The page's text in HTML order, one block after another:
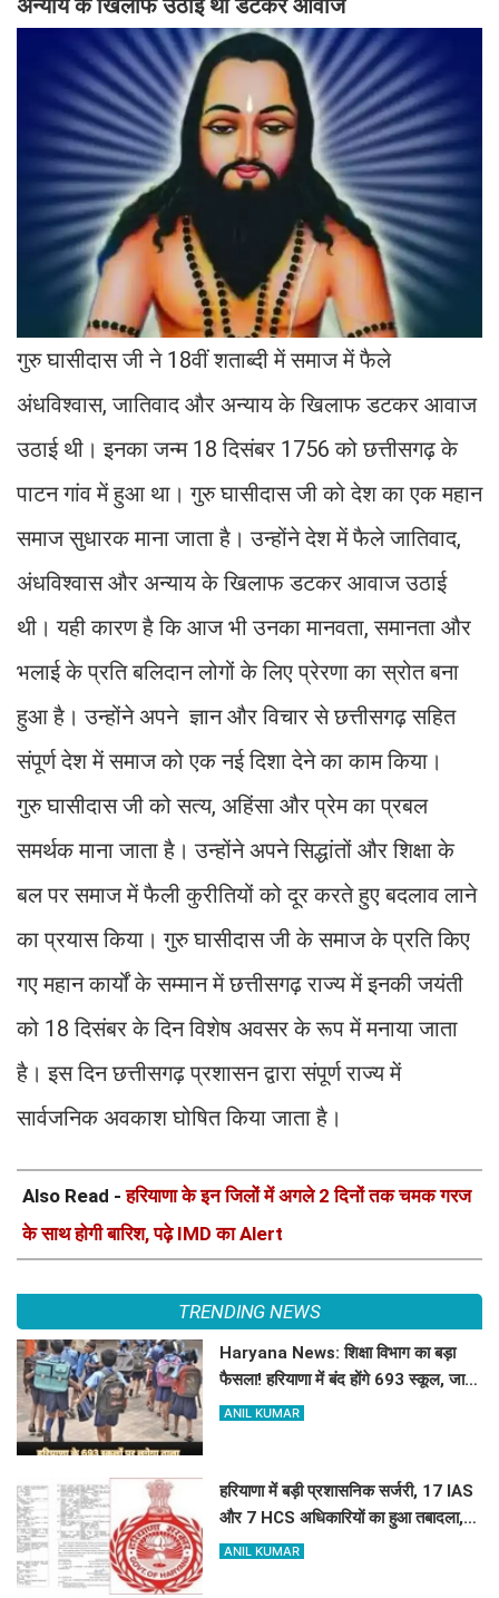
गुरु घासीदास जी ने 18वीं शताब्दी में समाज में फैले
अंधविश्वास, जातिवाद और अन्याय के खिलाफ डटकर आवाज
उठाई थी। इनका जन्म 18 दिसंबर 1756 को छत्तीसगढ़ के
पाटन गांव में हुआ था। गुरु घासीदास जी को देश का एक महान
समाज सुधारक माना जाता है। उन्होंने देश में फैले जातिवाद,
अंधविश्वास और अन्याय के खिलाफ डटकर आवाज उठाई
थी। यही कारण है कि आज भी उनका मानवता, समानता और
भलाई के प्रति बलिदान लोगों के लिए प्रेरणा का स्रोत बना
हुआ है। उन्होंने अपने ज्ञान और विचार से छत्तीसगढ़ सहित
संपूर्ण देश में समाज को एक नई दिशा देने का काम किया।
गुरु घासीदास जी को सत्य, अहिंसा और प्रेम का प्रबल
समर्थक माना जाता है। उन्होंने अपने सिद्धांतों और शिक्षा के
बल पर समाज में फैली कुरीतियों को दूर करते हुए बदलाव लाने
का प्रयास किया। गुरु घासीदास जी के समाज के प्रति किए
गए महान कार्यों के सम्मान में छत्तीसगढ़ राज्य में इनकी जयंती
को 18 दिसंबर के दिन विशेष अवसर के रूप में मनाया जाता
है। इस दिन छत्तीसगढ़ प्रशासन द्वारा संपूर्ण राज्य में
सार्वजनिक अवकाश घोषित किया जाता है।
Also Read -हरियाणा के इन जिलों में अगले 2 दिनों तक चमक गरज
के साथ होगी बारिश, पढ़े IMD का Alert
TRENDING NEWS
Haryana News: शिक्षा विभाग का बड़ा
फैसला! हरियाणा में बंद होंगे 693 स्कूल, जाने
क्या है कारण
ANIL KUMAR
हरियाणा में बड़ी प्रशासनिक सर्जरी, 17 IAS
और 7 HCS अधिकारियों का हुआ तबादला,
यहां देखें पूरी लिस्ट
ANIL KUMAR